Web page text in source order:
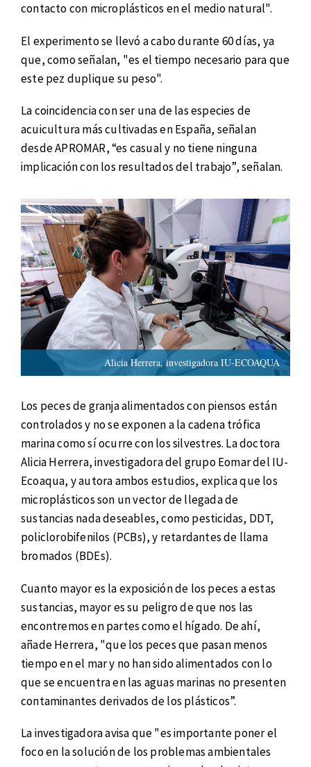
contacto con microplásticos en el medio natural".
El experimento se llevó a cabo durante 60 días, ya
que, como señalan, "es el tiempo necesario para que
este pez duplique su peso".
La coincidencia con ser una de las especies de
acuicultura más cultivadas en España, señalan
desde APROMAR, “es casual y no tiene ninguna
implicación con los resultados del trabajo”, señalan.
Alicia Herrera, investigadora IU-ECOAQUA
Los peces de granja alimentados con piensos están
controlados y no se exponen a la cadena trófica
marina como sí ocurre con los silvestres. La doctora
Alicia Herrera, investigadora del grupo Eomar del IU-
Ecoaqua, y autora ambos estudios, explica que los
microplásticos son un vector de llegada de
sustancias nada deseables, como pesticidas, DDT,
policlorobifenilos (PCBs), y retardantes de llama
bromados (BDEs).
Cuanto mayor es la exposición de los peces a estas
sustancias, mayor es su peligro de que nos las
encontremos en partes como el hígado. De ahí,
añade Herrera, "que los peces que pasan menos
tiempo en el mar y no han sido alimentados con lo
que se encuentra en las aguas marinas no presenten
contaminantes derivados de los plásticos”.
La investigadora avisa que "es importante poner el
foco en la solución de los problemas ambientales